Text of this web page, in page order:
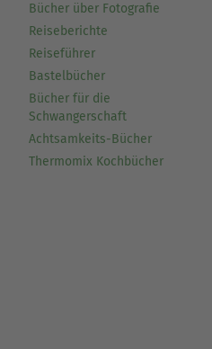
Bücher über Fotografie
Reiseberichte
Reiseführer
Bastelbücher
Bücher für die
Schwangerschaft
Achtsamkeits-Bücher
Thermomix Kochbücher